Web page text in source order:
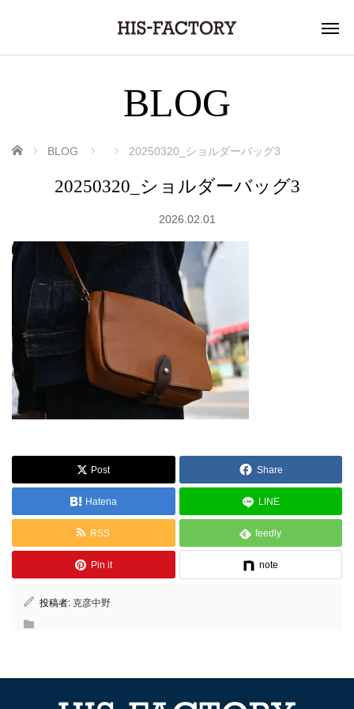
BLOG
ホーム BLOG 20250320_ショルダーバッグ3
20250320_ショルダーバッグ3
2026.02.01
Post Share
Hatena LINE
RSS feedly
Pin it note
投稿者: 克彦中野